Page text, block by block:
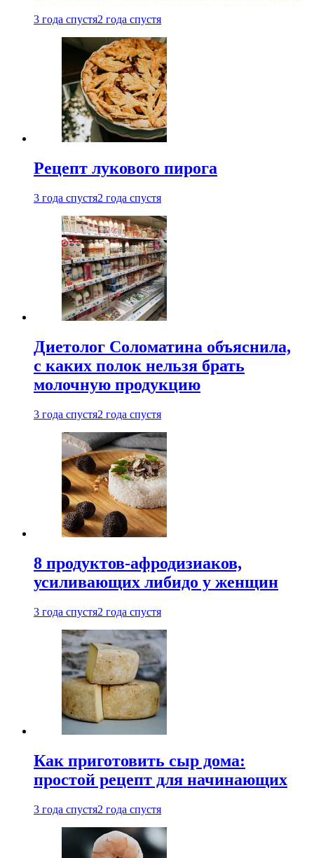
3 года спустя2 года спустя
Рецепт лукового пирога
3 года спустя2 года спустя
Диетолог Соломатина объяснила,
с каких полок нельзя брать
молочную продукцию
3 года спустя2 года спустя
8 продуктов-афродизиаков,
усиливающих либидо у женщин
3 года спустя2 года спустя
Как приготовить сыр дома:
простой рецепт для начинающих
3 года спустя2 года спустя